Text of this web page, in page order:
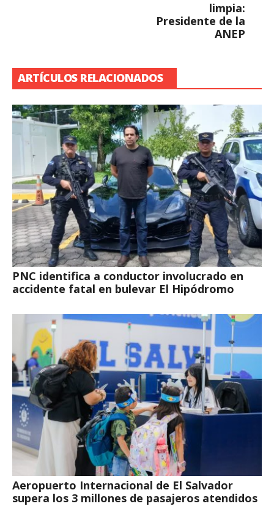
limpia:
Presidente de la
ANEP
ARTÍCULOS RELACIONADOS
PNC identifica a conductor involucrado en
accidente fatal en bulevar El Hipódromo
Aeropuerto Internacional de El Salvador
supera los 3 millones de pasajeros atendidos